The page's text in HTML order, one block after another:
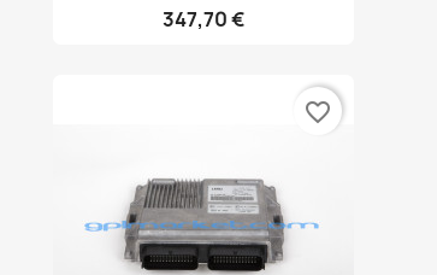
347,70 €
favorite_border